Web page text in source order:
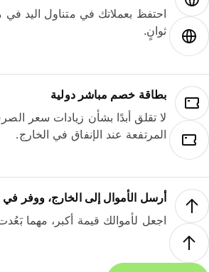
احتفظ بعملاتك في متناول اليد في
ثوانٍ.
بطاقة خصم مباشر دولية
لا تقلق أبدًا بشأن زيادات سعر
المرتفعة عند الإنفاق في الخارج.
أرسل الأموال إلى الخارج، ووفر في
اجعل لأموالك قيمة أكبر، مهما بَعُدت